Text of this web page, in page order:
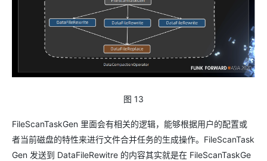
图 13
FileScanTaskGen 里面会有相关的逻辑，能够根据用户的配置或
者当前磁盘的特性来进行文件合并任务的生成操作。FileScanTask
Gen 发送到 DataFileRewitre 的内容其实就是在 FileScanTaskGe